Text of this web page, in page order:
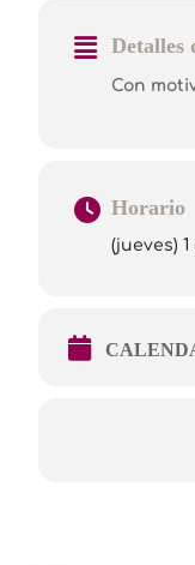
Detalles
Con
Horario
(jueves) 1